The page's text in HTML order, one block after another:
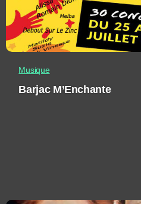
Musique
Barjac M’Enchante